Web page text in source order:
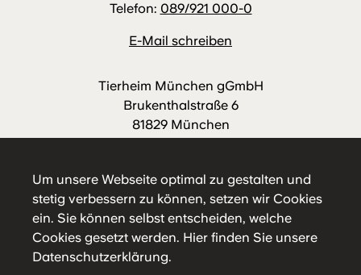
Um unsere Webseite optimal zu gestalten und
stetig verbessern zu können, setzen wir Cookies
ein. Sie können selbst entscheiden, welche
Cookies gesetzt werden. Hier finden Sie unsere
Datenschutzerklärung.
Telefon: 089/921 000-0
E-Mail schreiben
Tierheim München gGmbH
Brukenthalstraße 6
81829 München
E-Mail schreiben